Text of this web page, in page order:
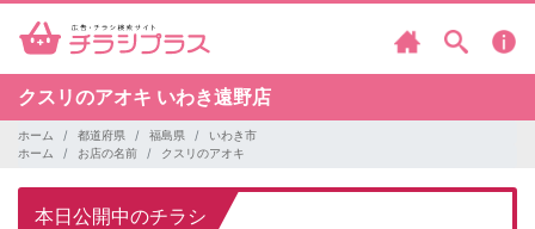
クスリのアオキ いわき遠野店
ホーム 都道府県 福島県
いわき市
ホーム
お店の名前 クスリのアオキ
本日公開中のチラシ